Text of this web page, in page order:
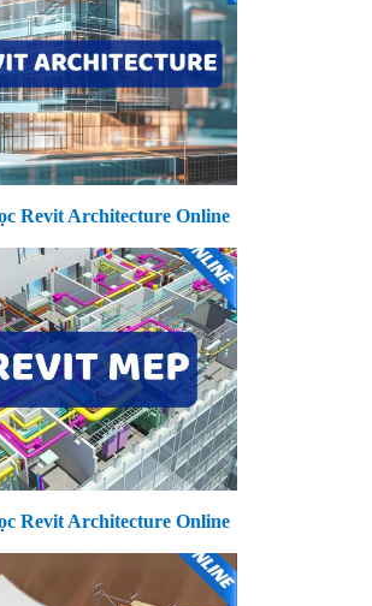
Revit Architecture Online
Revit Architecture Online